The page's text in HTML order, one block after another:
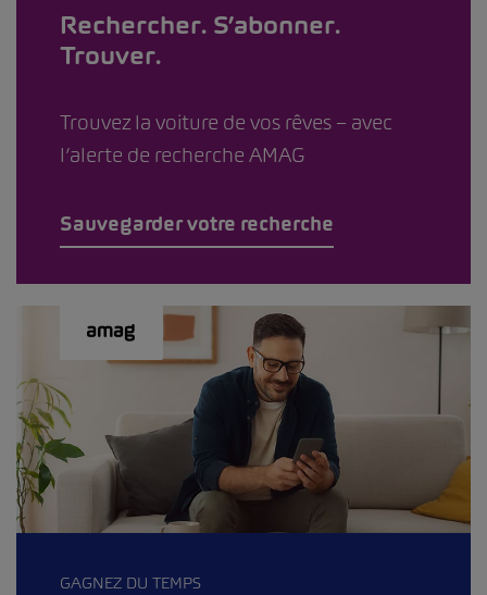
Rechercher. S’abonner.
Trouver.
Trouvez la voiture de vos rêves – avec
l’alerte de recherche AMAG
Sauvegarder votre recherche
GAGNEZ DU TEMPS